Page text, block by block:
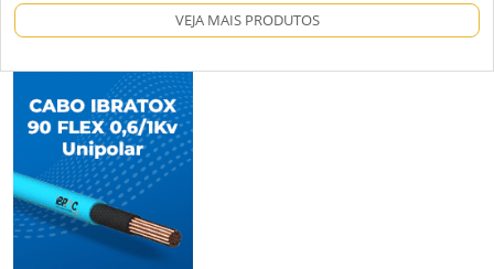
VEJA MAIS PRODUTOS